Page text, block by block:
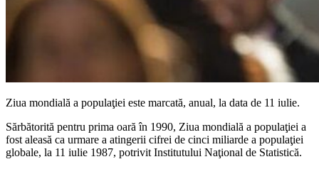
Ziua mondială a populaţiei este marcată, anual, la data de 11 iulie.
Sărbătorită pentru prima oară în 1990, Ziua mondială a populaţiei a
fost aleasă ca urmare a atingerii cifrei de cinci miliarde a populaţiei
globale, la 11 iulie 1987, potrivit Institutului Naţional de Statistică.